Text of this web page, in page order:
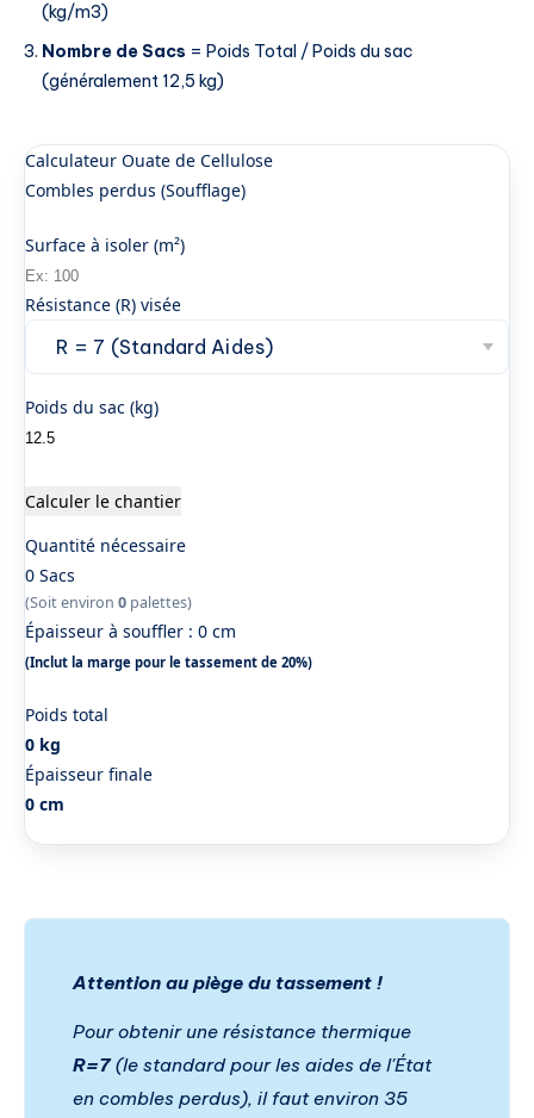
(kg/m3)
Nombre de Sacs = Poids Total / Poids du sac
(généralement 12,5 kg)
Calculateur Ouate de Cellulose
Combles perdus (Soufflage)
Surface à isoler (m²)
Résistance (R) visée
Poids du sac (kg)
Calculer le chantier
Quantité nécessaire
0 Sacs
(Soit environ 0 palettes)
Épaisseur à souffler : 0 cm
(Inclut la marge pour le tassement de 20%)
Poids total
0 kg
Épaisseur finale
0 cm
Attention au piège du tassement !
Pour obtenir une résistance thermique
R=7(le standard pour les aides de l'État
en combles perdus), il faut environ 35